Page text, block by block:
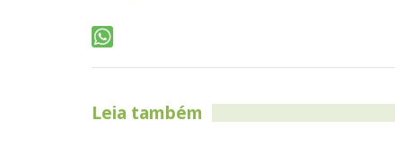
Leia também